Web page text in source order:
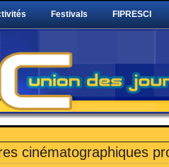
Festivals FIPRESCI
cinématographiques